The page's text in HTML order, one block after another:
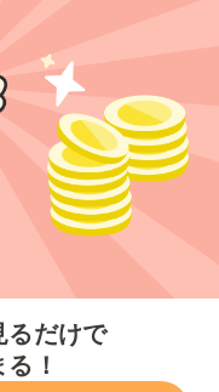
るだけで
！